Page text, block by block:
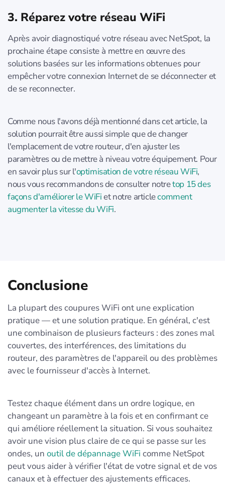
3. Réparez votre réseau WiFi
Après avoir diagnostiqué votre réseau avec NetSpot, la
prochaine étape consiste à mettre en œuvre des
solutions basées sur les informations obtenues pour
empêcher votre connexion Internet de se déconnecter et
de se reconnecter.
Comme nous l'avons déjà mentionné dans cet article, la
solution pourrait être aussi simple que de changer
l'emplacement de votre routeur, d'en ajuster les
paramètres ou de mettre à niveau votre équipement. Pour
en savoir plus sur l'optimisation de votre réseau WiFi,
nous vous recommandons de consulter notretop 15 des
façons d'améliorer le WiFiet notre articlecomment
augmenter la vitesse du WiFi.
Conclusione
La plupart des coupures WiFi ont une explication
pratique — et une solution pratique. En général, c'est
une combinaison de plusieurs facteurs : des zones mal
couvertes, des interférences, des limitations du
routeur, des paramètres de l'appareil ou des problèmes
avec le fournisseur d'accès à Internet.
Testez chaque élément dans un ordre logique, en
changeant un paramètre à la fois et en confirmant ce
qui améliore réellement la situation. Si vous souhaitez
avoir une vision plus claire de ce qui se passe sur les
ondes, un outil de dépannage WiFi comme NetSpot
peut vous aider à vérifier l'état de votre signal et de vos
canaux et à effectuer des ajustements efficaces.